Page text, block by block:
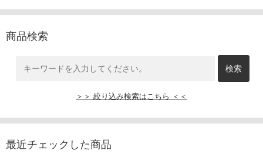
商品検索
＞＞ 絞り込み検索はこちら ＜＜
最近チェックした商品